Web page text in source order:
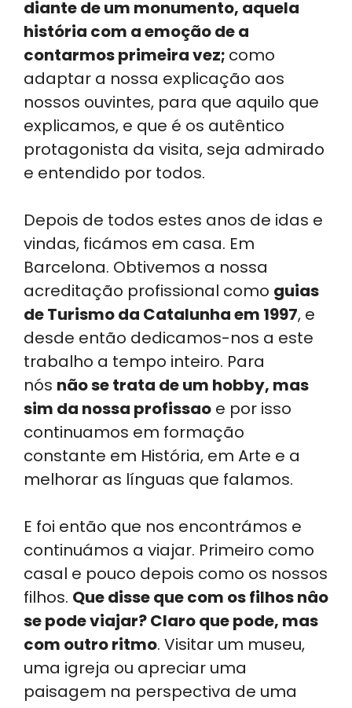
diante de um monumento, aquela
história com a emoção de a
contarmos primeira vez; como
adaptar a nossa explicação aos
nossos ouvintes, para que aquilo que
explicamos, e que é os autêntico
protagonista da visita, seja admirado
e entendido por todos.
Depois de todos estes anos de idas e
vindas, ficámos em casa. Em
Barcelona. Obtivemos a nossa
acreditação profissional como guias
de Turismo da Catalunha em 1997, e
desde então dedicamos-nos a este
trabalho a tempo inteiro. Para
nós não se trata de um hobby, mas
sim da nossa profissao e por isso
continuamos em formação
constante em História, em Arte e a
melhorar as línguas que falamos.
E foi então que nos encontrámos e
continuámos a viajar. Primeiro como
casal e pouco depois como os nossos
filhos. Que disse que com os filhos nâo
se pode viajar? Claro que pode, mas
com outro ritmo. Visitar um museu,
uma igreja ou apreciar uma
paisagem na perspectiva de uma